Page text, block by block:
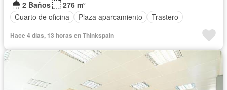
2 Baños
276 m²
Cuarto de oficina
Plaza aparcamiento Trastero
Hace 4 días, 13 horas en Thinkspain